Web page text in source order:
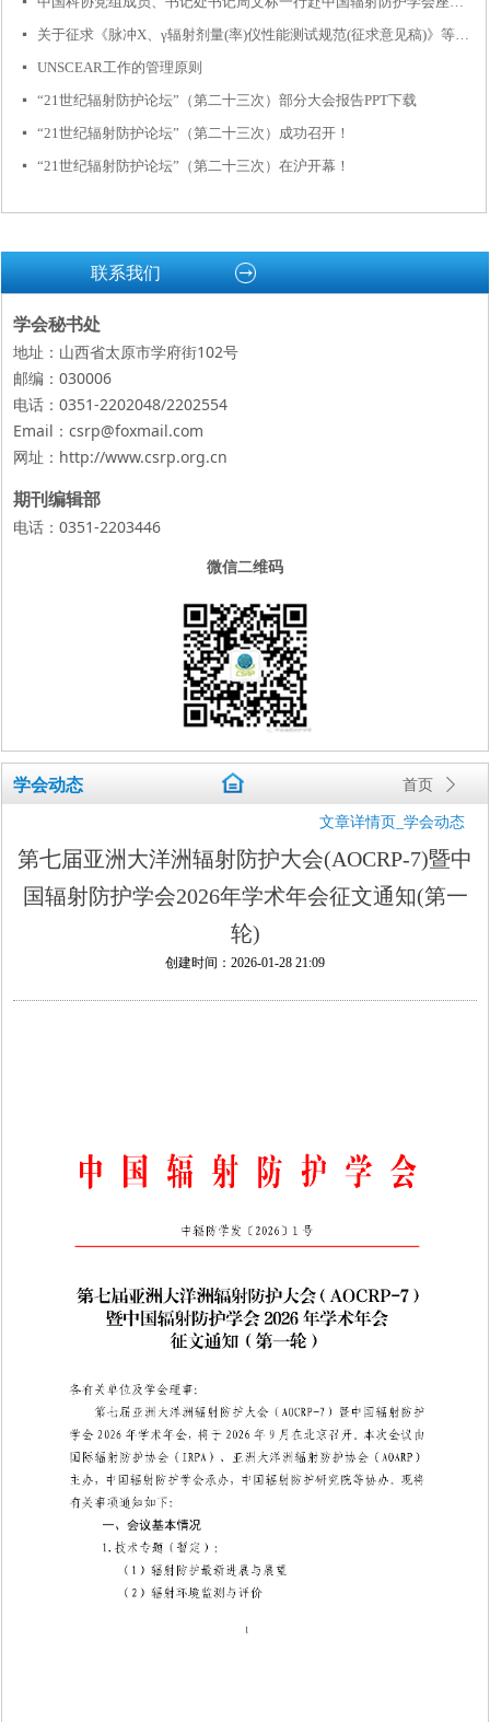
联系我们
学会秘书处
地址：山西省太原市学府街102号
邮编：030006
电话：0351-2202048/2202554
Email：csrp@foxmail.com
网址： http://www.csrp.org.cn
期刊编辑部
电话：0351-2203446
微信二维码
学会动态 首页 ꄲ
文章详情页_学会动态
第七届亚洲大洋洲辐射防护大会(AOCRP-7)暨中
国辐射防护学会2026年学术年会征文通知(第一
轮)
创建时间： 2026-01-28 21:09
넷 关于征求《脉冲X、γ辐射剂量(率)仪性能测试规范(征求意见稿)》等6项中国辐射防护学会团体标准意见的函
넷 UNSCEAR工作的管理原则
넷 “21世纪辐射防护论坛”（第二十三次）部分大会报告PPT下载
넷 “21世纪辐射防护论坛”（第二十三次）成功召开！
넷 “21世纪辐射防护论坛”（第二十三次）在沪开幕！